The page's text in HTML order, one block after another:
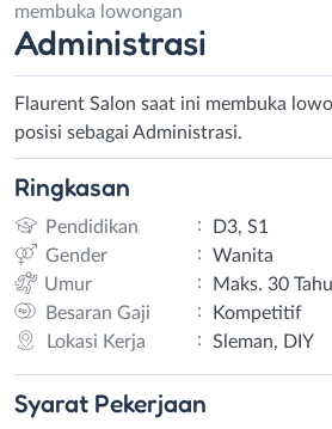
membuka lowongan
Administrasi
Flaurent Salon saat ini membuka
posisi sebagai Administrasi.
Ringkasan
Pendidikan :
D3, S1
Gender
:
Wanita
Umur
:
Maks. 30
Besaran Gaji
:
Kompetitif
Lokasi Kerja
: Sleman, DIY
Syarat Pekerjaan